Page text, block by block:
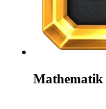
Mathematik